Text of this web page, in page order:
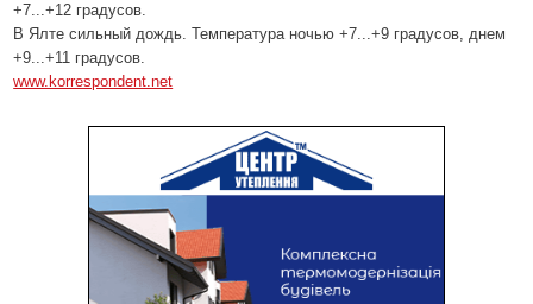
+7...+12 градусов.
В Ялте сильный дождь. Температура ночью +7...+9 градусов, днем
+9...+11 градусов.
www.korrespondent.net